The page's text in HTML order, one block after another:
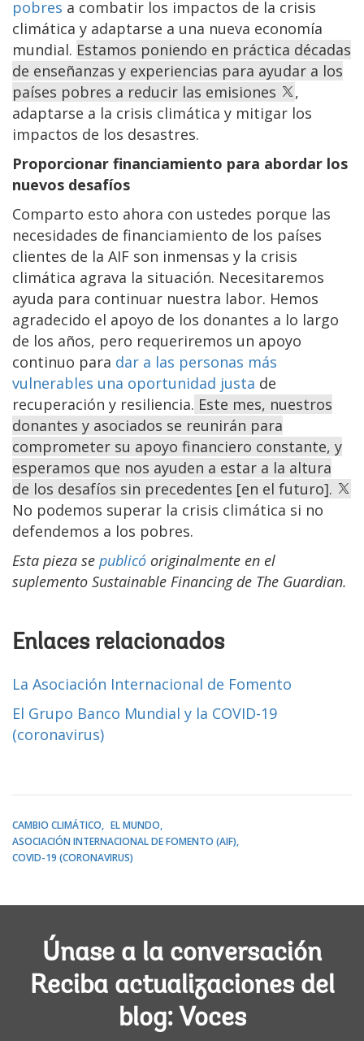
pobres a combatir los impactos de la crisis
climática y adaptarse a una nueva economía
mundial. Estamos poniendo en práctica décadas
de enseñanzas y experiencias para ayudar a los
países pobres a reducir las emisiones
,
adaptarse a la crisis climática y mitigar los
impactos de los desastres.
Proporcionar financiamiento para abordar los
nuevos desafíos
Comparto esto ahora con ustedes porque las
necesidades de financiamiento de los países
clientes de la AIF son inmensas y la crisis
climática agrava la situación. Necesitaremos
ayuda para continuar nuestra labor. Hemos
agradecido el apoyo de los donantes a lo largo
de los años, pero requeriremos un apoyo
continuo para dar a las personas más
vulnerables una oportunidad justa de
recuperación y resiliencia. Este mes, nuestros
donantes y asociados se reunirán para
comprometer su apoyo financiero constante, y
esperamos que nos ayuden a estar a la altura
de los desafíos sin precedentes [en el futuro].
No podemos superar la crisis climática si no
defendemos a los pobres.
Esta pieza se publicó originalmente en el
suplemento Sustainable Financing de The Guardian.
Enlaces relacionados
La Asociación Internacional de Fomento
El Grupo Banco Mundial y la COVID-19
(coronavirus)
CAMBIO CLIMÁTICO
EL MUNDO
ASOCIACIÓN INTERNACIONAL DE FOMENTO (AIF)
COVID-19 (CORONAVIRUS)
Únase a la conversación
Reciba actualizaciones del
blog: Voces